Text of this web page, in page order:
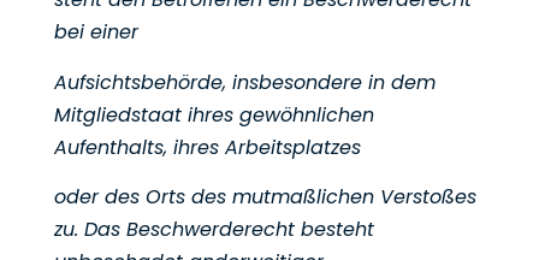
bei einer
Aufsichtsbehörde, insbesondere in dem
Mitgliedstaat ihres gewöhnlichen
Aufenthalts, ihres Arbeitsplatzes
oder des Orts des mutmaßlichen Verstoßes
zu. Das Beschwerderecht besteht